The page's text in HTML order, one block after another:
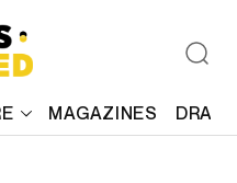
MAGAZINES